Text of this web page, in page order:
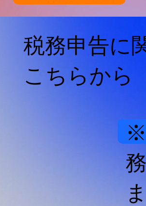
税務申告に
​こちらから